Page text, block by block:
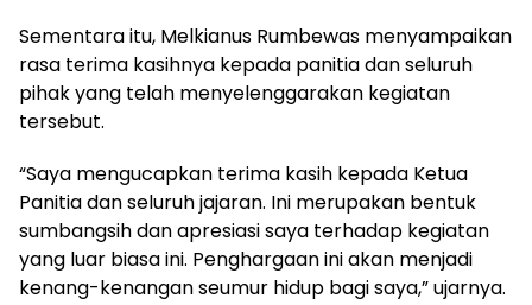
Sementara itu, Melkianus Rumbewas menyampaikan
rasa terima kasihnya kepada panitia dan seluruh
pihak yang telah menyelenggarakan kegiatan
tersebut.
“Saya mengucapkan terima kasih kepada Ketua
Panitia dan seluruh jajaran. Ini merupakan bentuk
sumbangsih dan apresiasi saya terhadap kegiatan
yang luar biasa ini. Penghargaan ini akan menjadi
kenang-kenangan seumur hidup bagi saya,” ujarnya.